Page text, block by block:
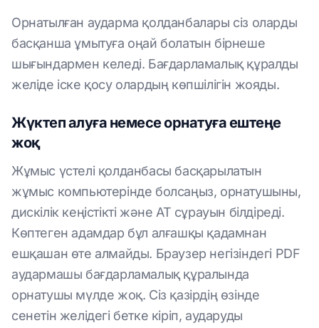
Орнатылған аударма қолданбалары сіз оларды
басқанша ұмытуға оңай болатын бірнеше
шығындармен келеді. Бағдарламалық құралды
желіде іске қосу олардың көпшілігін жояды.
Жүктеп алуға немесе орнатуға ештеңе
жоқ
Жұмыс үстелі қолданбасы басқарылатын
жұмыс компьютерінде болсаңыз, орнатушыны,
дискілік кеңістікті және АТ сұрауын білдіреді.
Көптеген адамдар бұл алғашқы қадамнан
ешқашан өте алмайды. Браузер негізіндегі PDF
аудармашы бағдарламалық құралында
орнатушы мүлде жоқ. Сіз қазірдің өзінде
сенетін желідегі бетке кіріп, аударуды